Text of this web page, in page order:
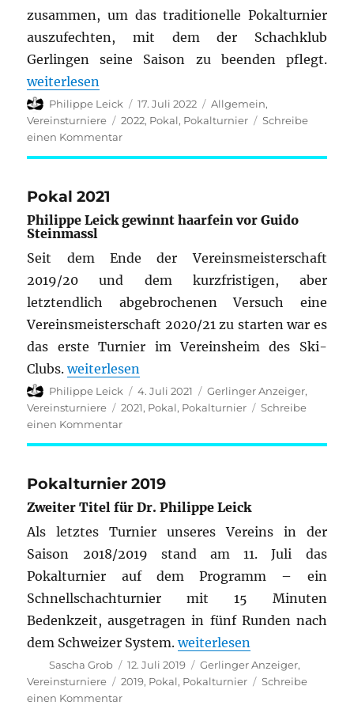
zusammen, um das traditionelle Pokalturnier
auszufechten, mit dem der Schachklub
Gerlingen seine Saison zu beenden pflegt.
„Pokalturnier 2022“
weiterlesen
Autor
Philippe Leick
Veröffentlicht
am
17. Juli 2022 Kategorien
Allgemein,
Vereinsturniere
Schlagwörter
2022, Pokal, Pokalturnier
Schreibe
einen Kommentarzu
Pokal 2021
Philippe Leick gewinnt haarfein vor Guido
Steinmassl
Seit dem Ende der Vereinsmeisterschaft
2019/20 und dem kurzfristigen, aber
letztendlich abgebrochenen Versuch eine
Vereinsmeisterschaft 2020/21 zu starten war es
das erste Turnier im Vereinsheim des Ski-
Clubs.„Pokal 2021“
weiterlesen
Autor
Philippe Leick
Veröffentlicht
am
4. Juli 2021 Kategorien
Gerlinger Anzeiger,
Vereinsturniere
Schlagwörter
2021, Pokal, Pokalturnier
Schreibe
einen Kommentarzu
Pokalturnier 2019
Zweiter Titel für Dr. Philippe Leick
Als letztes Turnier unseres Vereins in der
Saison 2018/2019 stand am 11. Juli das
Pokalturnier auf dem Programm – ein
Schnellschachturnier mit 15 Minuten
Bedenkzeit, ausgetragen in fünf Runden nach
dem Schweizer System.„Pokalturnier 2019“
weiterlesen
Autor
Sascha Grob
Veröffentlicht
am
12. Juli 2019 Kategorien
Gerlinger Anzeiger,
Vereinsturniere
Schlagwörter
2019, Pokal, Pokalturnier
Schreibe
einen Kommentarzu